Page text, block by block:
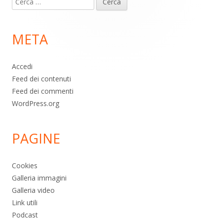
piè
pagina
per:
META
Accedi
Feed dei contenuti
Feed dei commenti
WordPress.org
PAGINE
Cookies
Galleria immagini
Galleria video
Link utili
Podcast